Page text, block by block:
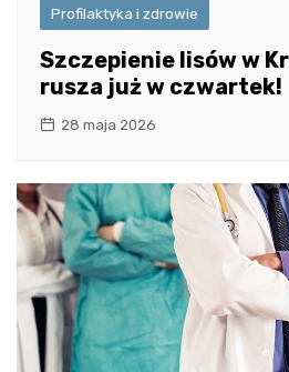
Profilaktyka i zdrowie
Szczepienie lisów w
rusza już w czwartek!
28 maja 2026